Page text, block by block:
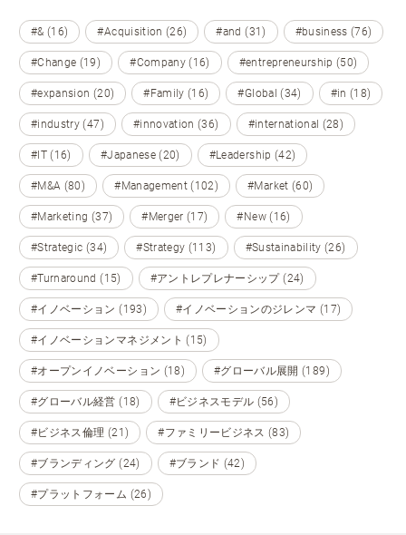
#& (16) #Acquisition (26) #and (31) #business (76)
#Change (19) #Company (16) #entrepreneurship (50)
#expansion (20) #Family (16) #Global (34) #in (18)
#industry (47) #innovation (36) #international (28)
#IT (16) #Japanese (20) #Leadership (42)
#M&A (80) #Management (102) #Market (60)
#Marketing (37) #Merger (17) #New (16)
#Strategic (34) #Strategy (113) #Sustainability (26)
#Turnaround (15) #アントレプレナーシップ (24)
#イノベーション (193) #イノベーションのジレンマ (17)
#イノベーションマネジメント (15)
#オープンイノベーション (18) #グローバル展開 (189)
#グローバル経営 (18) #ビジネスモデル (56)
#ビジネス倫理 (21) #ファミリービジネス (83)
#ブランディング (24) #ブランド (42)
#プラットフォーム (26)